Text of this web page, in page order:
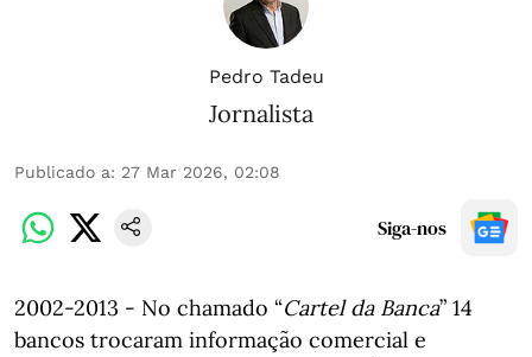
Pedro Tadeu
Jornalista
Publicado a: 27 Mar 2026, 02:08
Siga-nos
2002-2013 - No chamado “Cartel da Banca” 14
bancos trocaram informação comercial e